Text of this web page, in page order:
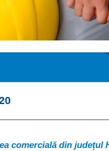
comercială din